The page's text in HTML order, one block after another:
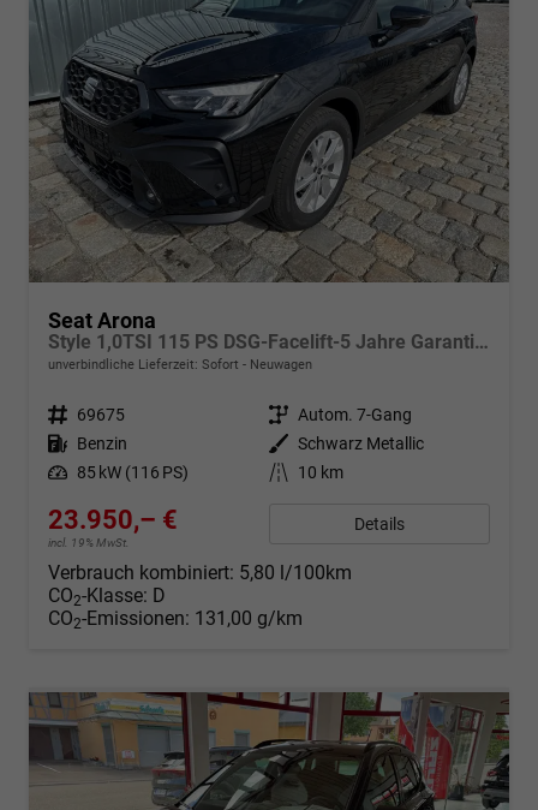
Seat Arona
Style 1,0TSI 115 PS DSG-Facelift-5 Jahre Garantie-Parklenkassistent-PDC vorne&hinten-Rückfahrkamera-LED-ACC-DAB-Fernlichtassistent-ISOFIX-variabler Ladeboden-Sitzheizung-FULL Link-Alu 16"-Sofort
unverbindliche Lieferzeit: Sofort Neuwagen
Fahrzeugnr. 69675 Getriebe Autom. 7-Gang
Kraftstoff Benzin Außenfarbe Schwarz Metallic
Leistung 85 kW (116 PS) Kilometerstand 10 km
23.950,– €
incl. 19% MwSt.
Details
Verbrauch kombiniert: 5,80 l/100km
CO2-Klasse: D
CO2-Emissionen: 131,00 g/km